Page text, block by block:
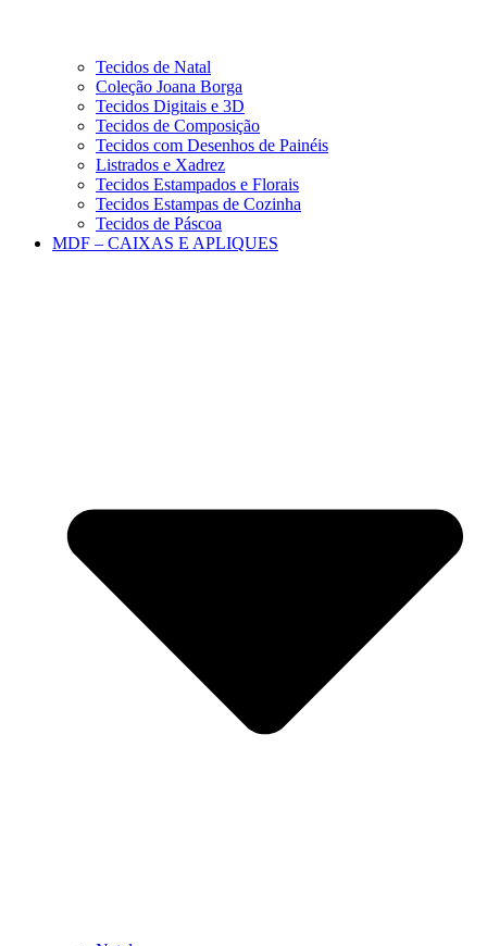
Tecidos de Natal
Coleção Joana Borga
Tecidos Digitais e 3D
Tecidos de Composição
Tecidos com Desenhos de Painéis
Listrados e Xadrez
Tecidos Estampados e Florais
Tecidos Estampas de Cozinha
Tecidos de Páscoa
MDF – CAIXAS E APLIQUES